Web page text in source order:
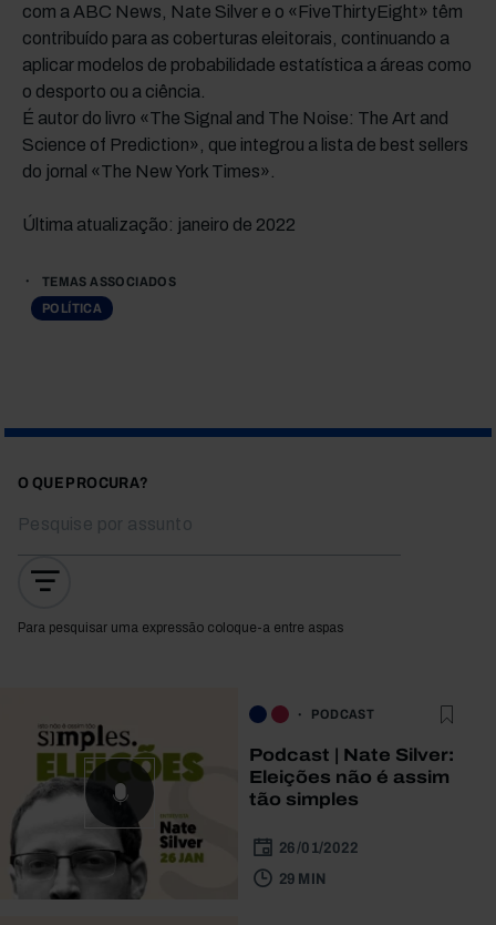
com a ABC News, Nate Silver e o «FiveThirtyEight» têm
contribuído para as coberturas eleitorais, continuando a
aplicar modelos de probabilidade estatística a áreas como
o desporto ou a ciência.
É autor do livro «The Signal and The Noise: The Art and
Science of Prediction», que integrou a lista de best sellers
do jornal «The New York Times».
Última atualização: janeiro de 2022
TEMAS ASSOCIADOS
POLÍTICA
O QUE PROCURA?
Para pesquisar uma expressão coloque-a entre aspas
PODCAST
Podcast | Nate Silver:
Eleições não é assim
tão simples
26/01/2022
29 MIN